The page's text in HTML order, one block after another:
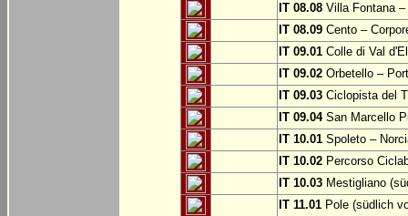
IT 08.08 Villa Fontana
IT 08.09 Cento –
IT 09.01 Colle di Val
IT 09.02 Orbetello –
IT 09.03 Ciclopista del
IT 09.04San Marcello
IT 10.01 Spoleto –
IT 10.02 Percorso
IT 10.03 Mestigliano
IT 11.01 Pole (südlich